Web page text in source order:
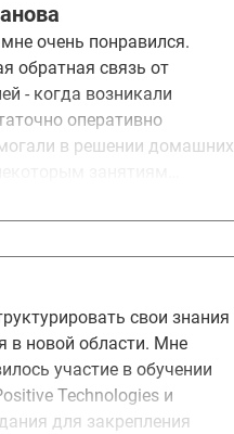
очень понравился.
обратная связь от
оперативно
в решении домашних
и подробно раскрывали
интересным и полезным.
свои знания
в новой области. Мне
участие в обучении
Technologies и
для закрепления